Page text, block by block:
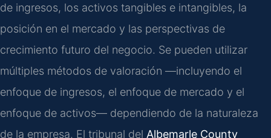
de ingresos, los activos tangibles e intangibles, la
posición en el mercado y las perspectivas de
crecimiento futuro del negocio. Se pueden utilizar
múltiples métodos de valoración —incluyendo el
enfoque de ingresos, el enfoque de mercado y el
enfoque de activos— dependiendo de la naturaleza
de la empresa. El tribunal del Albemarle County